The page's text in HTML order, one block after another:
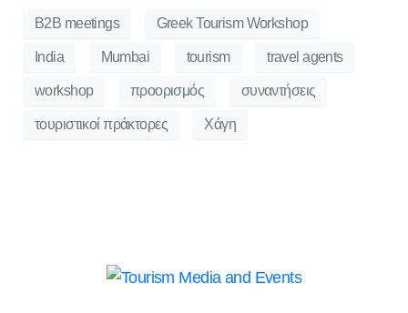
B2B meetings Greek Tourism Workshop
India Mumbai tourism travel agents
workshop προορισμός συναντήσεις
τουριστικοί πράκτορες Χάγη